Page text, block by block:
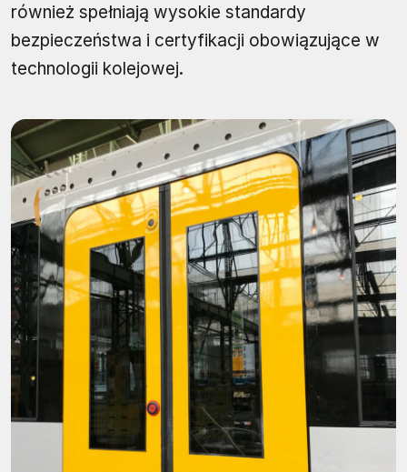
również spełniają wysokie standardy
bezpieczeństwa i certyfikacji obowiązujące w
technologii kolejowej.